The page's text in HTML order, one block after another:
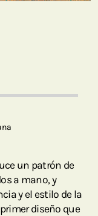
un patrón de
a mano, y
y el estilo de la
diseño que